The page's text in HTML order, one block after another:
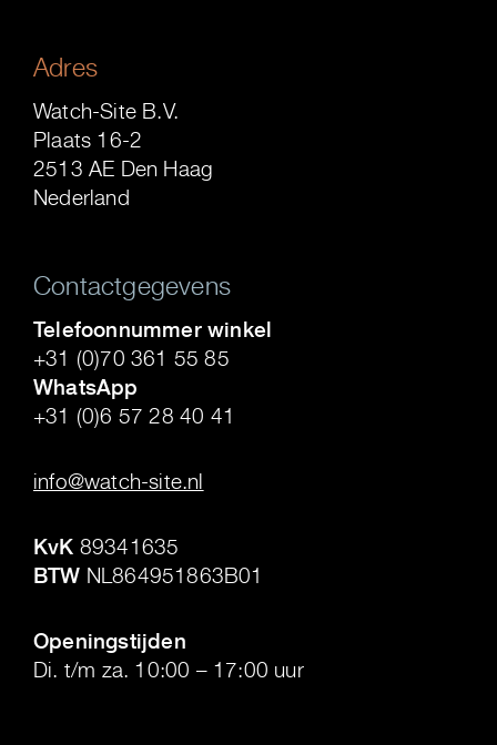
Adres
Watch-Site B.V.
Plaats 16-2
2513 AE Den Haag
Nederland
Contactgegevens
Telefoonnummer winkel
+31 (0)70 361 55 85
WhatsApp
+31 (0)6 57 28 40 41
info@watch-site.nl
KvK 89341635
BTW NL864951863B01
Openingstijden
Di. t/m za. 10:00 – 17:00 uur